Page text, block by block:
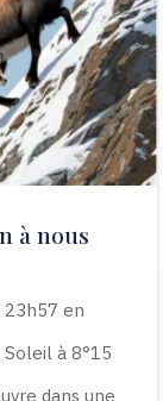
à nous
23h57 en
à 8°15
dans une